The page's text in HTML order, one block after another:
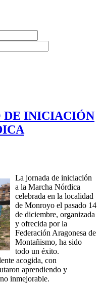
DE INICIACIÓN
La jornada de iniciación
a la Marcha Nórdica
celebrada en la localidad
de Monroyo el pasado 14
de diciembre, organizada
y ofrecida por la
Federación Aragonesa de
Montañismo, ha sido
todo un éxito.
acogida, con
aprendiendo y
inmejorable.